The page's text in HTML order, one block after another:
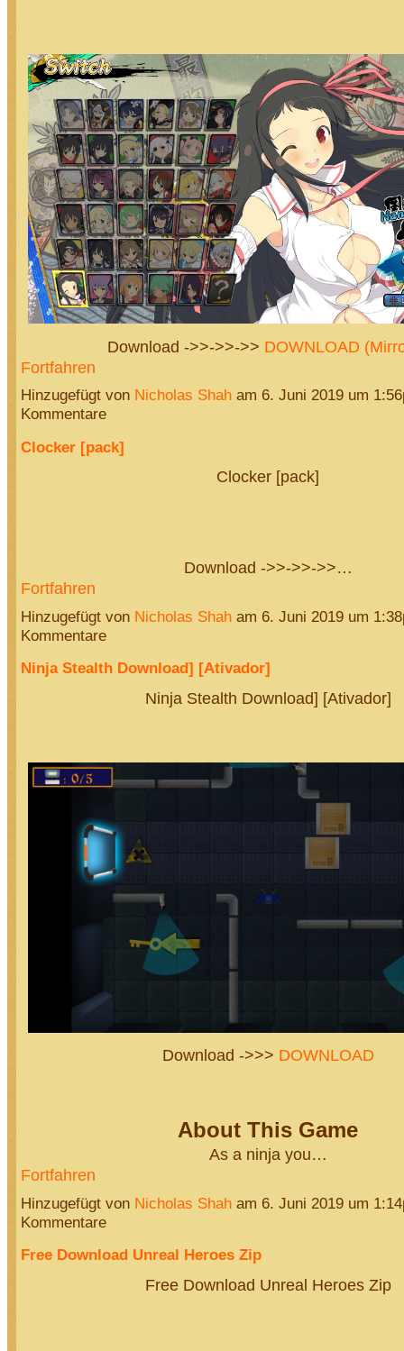
Download ->>->>->> DOWNLOAD
Fortfahren
Hinzugefügt von Nicholas Shaham 6. Juni 2019 um
Kommentare
Clocker [pack]
Clocker [pack]
Download ->>->>->>…
Fortfahren
Hinzugefügt von Nicholas Shaham 6. Juni 2019 um
Kommentare
Ninja Stealth Download] [Ativador]
Ninja Stealth Download] [Ativador]
Download ->>> DOWNLOAD
About This Game
As a ninja you…
Fortfahren
Hinzugefügt von Nicholas Shaham 6. Juni 2019 um
Kommentare
Free Download Unreal Heroes Zip
Free Download Unreal Heroes Zip